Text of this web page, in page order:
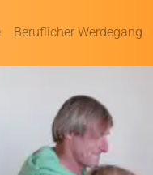
Beruflicher Werdegang